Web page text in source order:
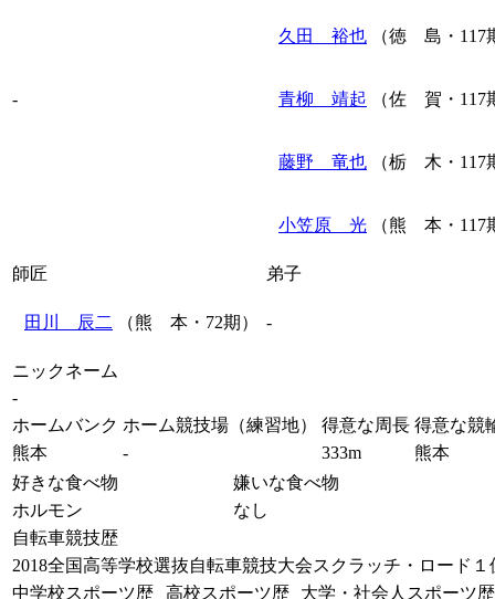
-
久田 裕也 （徳 島・117
青柳 靖起 （佐 賀・117
藤野 竜也 （栃 木・117
小笠原 光 （熊 本・117
師匠 弟子
田川 辰二 （熊 本・72期） -
ニックネーム
-
ホームバンク ホーム競技場（練習地） 得意な周長 得意な競
熊本
- 333m
熊本
好きな食べ物
嫌いな食べ物
ホルモン
なし
自転車競技歴
2018全国高等学校選抜自転車競技大会スクラッチ・ロード１
中学校スポーツ歴
高校スポーツ歴
大学・社会人スポーツ歴